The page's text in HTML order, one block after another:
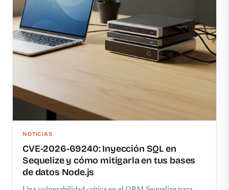
NOTICIAS
CVE-2026-69240: Inyección SQL en
Sequelize y cómo mitigarla en tus bases
de datos Node.js